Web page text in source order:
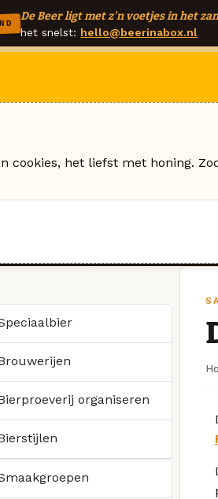
De Beer ligt met z'n voetjes in het
het snelst: hello@beerinabox.nl
organiseren
cookies, het liefst met honing.